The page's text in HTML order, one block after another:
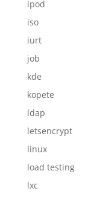
ipod
iso
iurt
job
kde
kopete
ldap
letsencrypt
linux
load testing
lxc